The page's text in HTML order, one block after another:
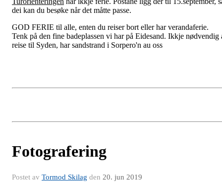
dei kan du besøke når det måtte passe.
GOD FERIE til alle, enten du reiser bort eller har verandaferie.
Tenk på den fine badeplassen vi har på Eidesand. Ikkje nødvendig
reise til Syden, har sandstrand i Sorpero'n au oss
Fotografering
Postet av Tormod Skilag den 20. jun 2019